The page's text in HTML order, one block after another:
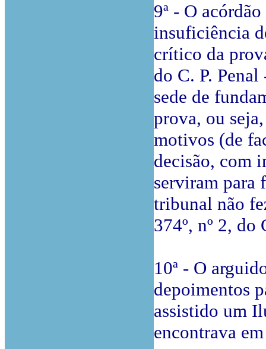
9ª - O
insuficiência
crítico da
do C. P.
sede de
prova, ou
motivos (de
decisão, com
serviram para
tribunal não
374º, nº 2, do
10ª - O
depoimentos
assistido um
encontrava